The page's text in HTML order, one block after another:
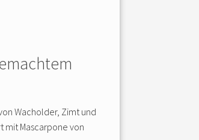
Wacholder, Zimt und
mit Mascarpone von